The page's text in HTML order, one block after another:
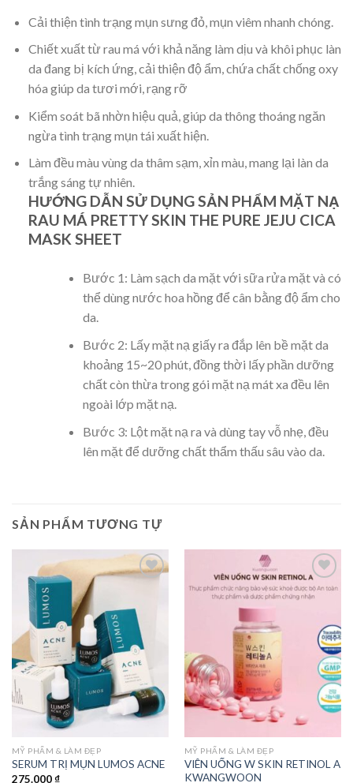
Cải thiện tình trạng mụn sưng đỏ, mụn viêm nhanh chóng.
Chiết xuất từ rau má với khả năng làm dịu và khôi phục làn
da đang bị kích ứng, cải thiện độ ẩm, chứa chất chống oxy
hóa giúp da tươi mới, rạng rỡ
Kiểm soát bã nhờn hiệu quả, giúp da thông thoáng ngăn
ngừa tình trạng mụn tái xuất hiện.
Làm đều màu vùng da thâm sạm, xỉn màu, mang lại làn da
trắng sáng tự nhiên.
HƯỚNG DẪN SỬ DỤNG SẢN PHẨM MẶT NẠ
RAU MÁ PRETTY SKIN THE PURE JEJU CICA
MASK SHEET
Bước 1: Làm sạch da mặt với sữa rửa mặt và có
thể dùng nước hoa hồng để cân bằng độ ẩm cho
da.
Bước 2: Lấy mặt nạ giấy ra đắp lên bề mặt da
khoảng 15~20 phút, đồng thời lấy phần dưỡng
chất còn thừa trong gói mặt nạ mát xa đều lên
ngoài lớp mặt nạ.
Bước 3: Lột mặt nạ ra và dùng tay vỗ nhẹ, đều
lên mặt để dưỡng chất thẩm thấu sâu vào da.
SẢN PHẨM TƯƠNG TỰ
Add to
wishlist
MỸ PHẨM & LÀM ĐẸP
SERUM TRỊ MỤN LUMOS ACNE
275.000₫
wishlist
MỸ PHẨM & LÀM ĐẸP
VIÊN UỐNG W SKIN RETINOL A
KWANGWOON